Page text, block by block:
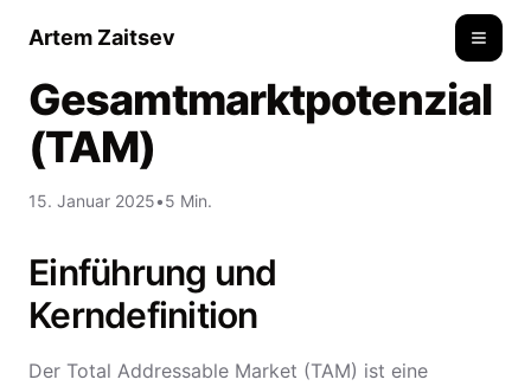
Artem Zaitsev
Gesamtmarktpotenzial
(TAM)
15. Januar 2025•5 Min.
Einführung und
Kerndefinition
Der Total Addressable Market (TAM) ist eine